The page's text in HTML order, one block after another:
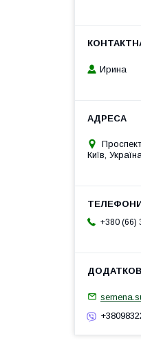
Ирина
Київ, Україна
+380 (66)